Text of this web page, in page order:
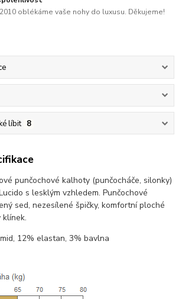
oblékáme vaše nohy do luxusu. Děkujeme!
líbit 8
punčochové kalhoty (punčocháče, silonky)
s lesklým vzhledem. Punčochové
sed, nezesílené špičky, komfortní ploché
klínek.
12% elastan, 3% bavlna